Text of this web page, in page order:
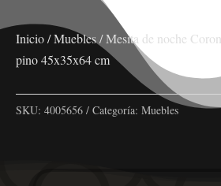
Inicio/Muebles/ Mesita de noche
pino 45x35x64 cm
SKU: 4005656 Categoría: Muebles